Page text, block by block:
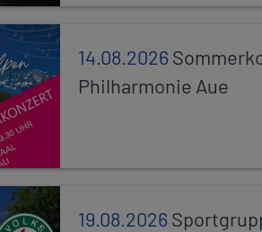
14.08.2026
Philharmonie Aue
19.08.2026